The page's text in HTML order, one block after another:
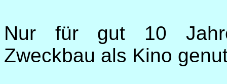
Nur für gut 10
Zweckbau als Kino